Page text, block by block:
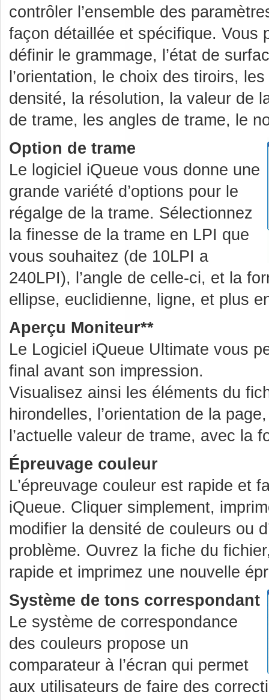
contrôler l’ensemble des
façon détaillée et spécifique. Vous
définir le grammage, l’état de
l’orientation, le choix des tiroirs,
densité, la résolution, la valeur de
de trame, les angles de trame, le
Option de trame
Le logiciel iQueue vous donne une
grande variété d’options pour le
régalge de la trame. Sélectionnez
la finesse de la trame en LPI que
vous souhaitez (de 10LPI a
240LPI), l’angle de celle-ci, et la
ellipse, euclidienne, ligne, et plus
Aperçu Moniteur**
Le Logiciel iQueue Ultimate vous
final avant son impression.
Visualisez ainsi les éléments du
hirondelles, l’orientation de la
l’actuelle valeur de trame, avec la
Épreuvage couleur
L’épreuvage couleur est rapide et
iQueue. Cliquer simplement,
modifier la densité de couleurs ou
problème. Ouvrez la fiche du
rapide et imprimez une nouvelle
Système de tons correspondant
Le système de correspondance
des couleurs propose un
comparateur à l’écran qui permet
aux utilisateurs de faire des